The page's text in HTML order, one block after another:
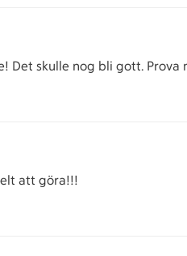
Det skulle nog bli gott. Prova
att göra!!!